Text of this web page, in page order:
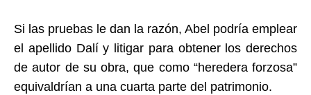
Si las pruebas le dan la razón, Abel podría emplear
el apellido Dalí y litigar para obtener los derechos
de autor de su obra, que como “heredera forzosa”
equivaldrían a una cuarta parte del patrimonio.